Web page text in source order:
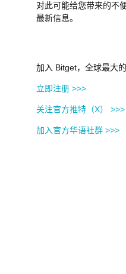
对此可能给您带来的不
最新信息。
加入 Bitget，全球最大
立即注册 >>>
关注官方推特（X） >>>
加入官方华语社群 >>>